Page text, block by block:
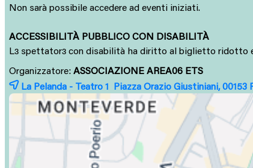
Non sarà possibile accedere ad eventi iniziati.
ACCESSIBILITÀ PUBBLICO CON DISABILITÀ
Lɜ spettatorɜ con disabilità ha diritto al biglietto ridotto
Organizzatore: ASSOCIAZIONE AREA06 ETS
La Pelanda - Teatro 1 Piazza Orazio Giustiniani, 00153